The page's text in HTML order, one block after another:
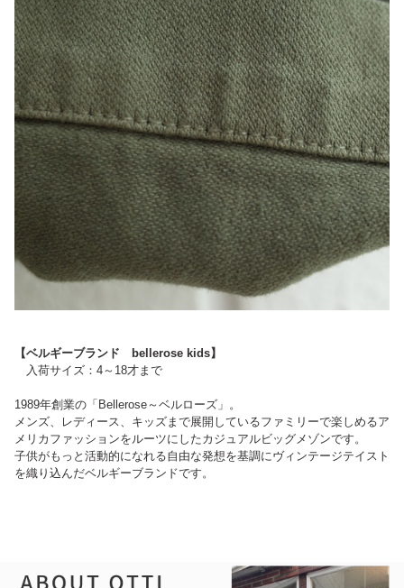
【ベルギーブランド bellerose kids】
入荷サイズ：4～18才まで
1989年創業の「Bellerose～ベルローズ」。
メンズ、レディース、キッズまで展開しているファミリーで楽しめるア
メリカファッションをルーツにしたカジュアルビッグメゾンです。
子供がもっと活動的になれる自由な発想を基調にヴィンテージテイスト
を織り込んだベルギーブランドです。